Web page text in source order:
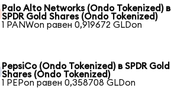
Palo Alto Networks (Ondo Tokenized) в
SPDR Gold Shares (Ondo Tokenized)
1 PANWon равен 0,919672 GLDon
PepsiCo (Ondo Tokenized) в SPDR Gold
Shares (Ondo Tokenized)
1 PEPon равен 0,358708 GLDon